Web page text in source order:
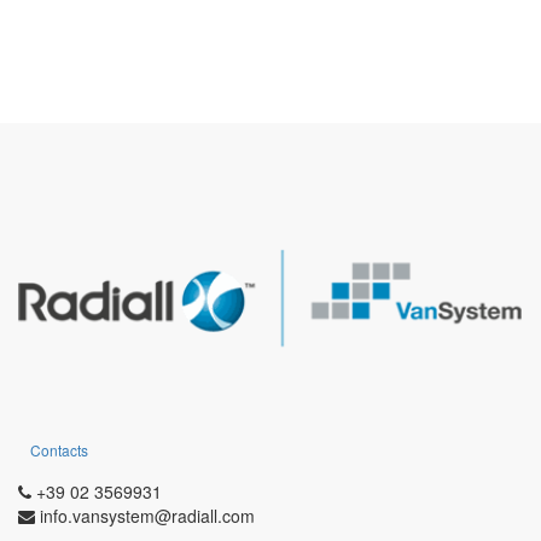
Contacts
+39 02 3569931
info.vansystem@radiall.com